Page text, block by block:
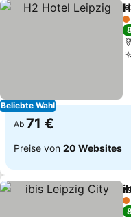
Beliebte Wahl
3
Ab 71 €
Preise von 20 Websites
3